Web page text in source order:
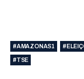
#AMAZONAS1
#TSE